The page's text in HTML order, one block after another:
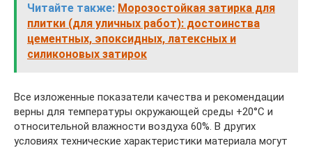
Читайте также: Морозостойкая затирка для
плитки (для уличных работ): достоинства
цементных, эпоксидных, латексных и
силиконовых затирок
Все изложенные показатели качества и рекомендации
верны для температуры окружающей среды +20°C и
относительной влажности воздуха 60%. В других
условиях технические характеристики материала могут